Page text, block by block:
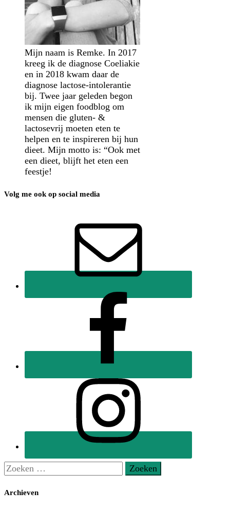
Mijn naam is Remke. In 2017
kreeg ik de diagnose Coeliakie
en in 2018 kwam daar de
diagnose lactose-intolerantie
bij. Twee jaar geleden begon
ik mijn eigen foodblog om
mensen die gluten- &
lactosevrij moeten eten te
helpen en te inspireren bij hun
dieet. Mijn motto is: “Ook met
een dieet, blijft het eten een
feestje!
Volg me ook op social media
Zoeken
naar:
Archieven